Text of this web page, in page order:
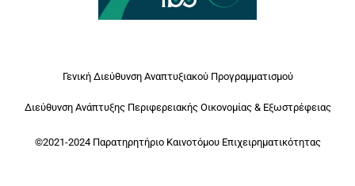
Γενική Διεύθυνση Αναπτυξιακού Προγραμματισμού
Διεύθυνση Ανάπτυξης Περιφερειακής Οικονομίας & Εξωστρέφειας
©2021-2024 Παρατηρητήριο Καινοτόμου Επιχειρηματικότητας